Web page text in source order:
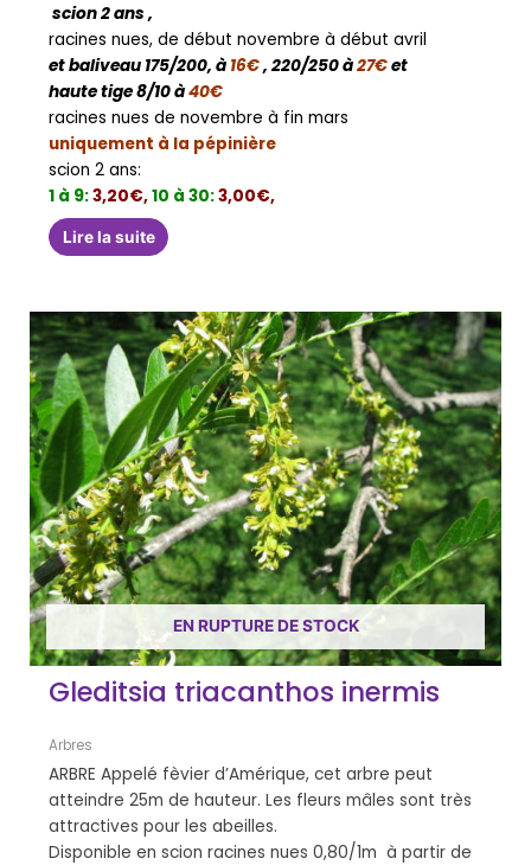
scion 2 ans ,
racines nues, de début novembre à début avril
et baliveau 175/200, à 16€, 220/250 à27€et
haute tige 8/10 à40€
racines nues de novembre à fin mars
uniquement à la pépinière
scion 2 ans:
1 à 9:3,20€,10 à 30:3,00€,
Lire la suite
EN RUPTURE DE STOCK
Gleditsia triacanthos inermis
Arbres
ARBRE Appelé fèvier d’Amérique, cet arbre peut
atteindre 25m de hauteur. Les fleurs mâles sont très
attractives pour les abeilles.
Disponible en scion racines nues 0,80/1m à partir de